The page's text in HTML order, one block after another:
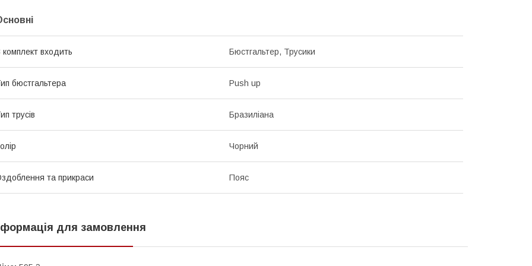
комплект входить Бюстгальтер, Трусики
бюстгальтера Push up
трусів Бразиліана
Чорний
та прикраси Пояс
для замовлення